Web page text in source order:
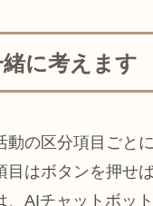
に考えます
動の区分項目ごと
目はボタンを押せ
、AIチャットボッ